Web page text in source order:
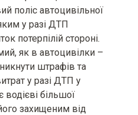
та
розміри франшизи
дії договору
[включаючи
порядок вступу
період(и)
наявності)]
поліс автоцивільної
у разі ДТП
потерпілій стороні.
як в автоцивілки –
штрафів та
у разі ДТП у
водієві більшої
захищеним від